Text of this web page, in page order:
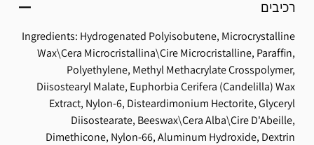
רכיבים
Ingredients: Hydrogenated Polyisobutene, Microcrystalline
Wax\Cera Microcristallina\Cire Microcristalline, Paraffin,
Polyethylene, Methyl Methacrylate Crosspolymer,
Diisostearyl Malate, Euphorbia Cerifera (Candelilla) Wax
Extract, Nylon-6, Disteardimonium Hectorite, Glyceryl
Diisostearate, Beeswax\Cera Alba\Cire D'Abeille,
Dimethicone, Nylon-66, Aluminum Hydroxide, Dextrin